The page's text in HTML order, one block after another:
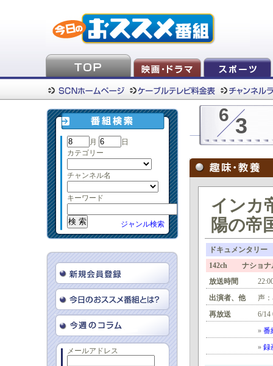
月
日
カテゴリー
チャンネル名
キーワード
ジャンル検索
メールアドレス
6 3
インカ
陽の帝
ドキュメンタリー
142ch ナショナ
放送時間
出演者、他
声
再放送
6/
» 番
» 録